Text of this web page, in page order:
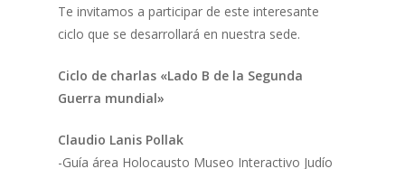
Te invitamos a participar de este interesante
ciclo que se desarrollará en nuestra sede.
Ciclo de charlas «Lado B de la Segunda
Guerra mundial»
Claudio Lanis Pollak
-Guía área Holocausto Museo Interactivo Judío